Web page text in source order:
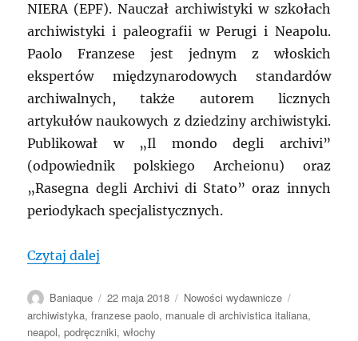
NIERA (EPF). Nauczał archiwistyki w szkołach
archiwistyki i paleografii w Perugi i Neapolu.
Paolo Franzese jest jednym z włoskich
ekspertów międzynarodowych standardów
archiwalnych, także autorem licznych
artykułów naukowych z dziedziny archiwistyki.
Publikował w „Il mondo degli archivi”
(odpowiednik polskiego Archeionu) oraz
„Rasegna degli Archivi di Stato” oraz innych
periodykach specjalistycznych.
Czytaj dalej
Autor
Baniaque
Data
publikacji
22 maja 2018 Kategorie
Nowości wydawnicze
archiwistyka,franzese paolo, manuale di archivistica italiana,
neapol,podręczniki,włochy